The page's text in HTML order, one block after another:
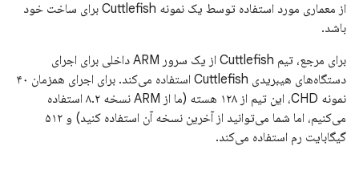
از معماری مورد استفاده توسط یک نمونه Cuttlefish برای ساخت خود
باشد.
برای مرجع، تیم Cuttlefish از یک سرور ARM داخلی برای اجرای
دستگاه‌های هیبریدی Cuttlefish استفاده می‌کند. برای اجرای همزمان ۴۰
نمونه CHD، این تیم از ۱۲۸ هسته (ما از ARM نسخه ۸.۲ استفاده
می‌کنیم، اما شما می‌توانید از آخرین نسخه آن استفاده کنید) و ۵۱۲
گیگابایت رم استفاده می‌کند.